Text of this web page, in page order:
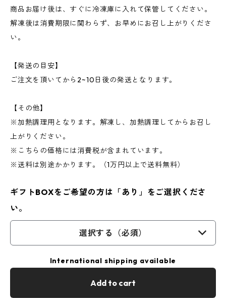
商品お届け後は、すぐに冷凍庫に入れて保管してください。
解凍後は消費期限に関わらず、お早めにお召し上がりくださ
い。
【発送の目安】
ご注文を頂いてから2~10日後の発送となります。
【その他】
※加熱調理用となります。解凍し、加熱調理してからお召し
上がりください。
※こちらの価格には消費税が含まれています。
※送料は別途かかります。（1万円以上で送料無料）
ギフトBOXをご希望の方は「あり」をご選択くださ
い。
選択する（必須）
International shipping available
Add to cart